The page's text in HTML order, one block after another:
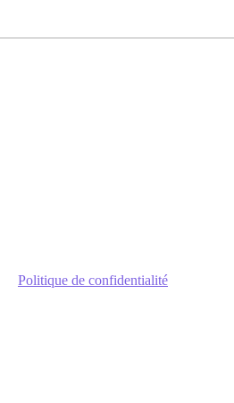
Politique de confidentialité